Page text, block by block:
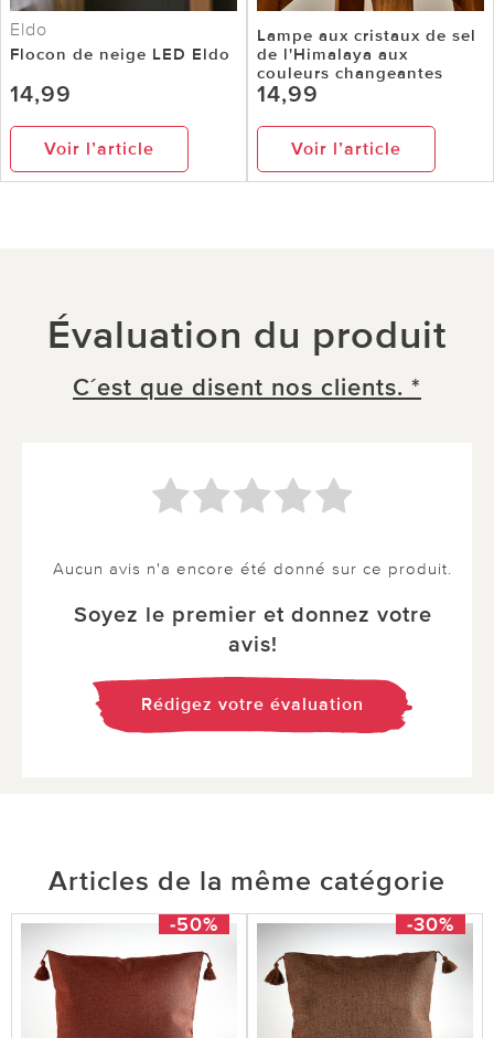
Eldo
Flocon de neige LED Eldo
14,99
Voir l’article
Lampe aux cristaux de sel
de l'Himalaya aux
couleurs changeantes
14,99
Voir l’article
Évaluation du produit
C´est que disent nos clients. *
Aucun avis n'a encore été donné sur ce produit.
Soyez le premier et donnez votre
avis!
Rédigez votre évaluation
Articles de la même catégorie
-50% -30%